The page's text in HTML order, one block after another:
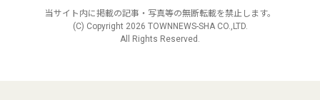
当サイト内に掲載の記事・写真等の無断転載を禁止します。
(C) Copyright 2026 TOWNNEWS-SHA CO.,LTD.
All Rights Reserved.